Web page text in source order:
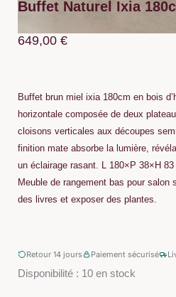
Buffet Naturel Ixia
649,00 €
Buffet brun miel ixia 180cm en bois
horizontale composée de deux
cloisons verticales aux découpes
finition mate absorbe la lumière,
un éclairage rasant. L 180×P 38×H
Meuble de rangement bas pour salon
des livres et exposer des plantes.
Retour 14 jours Paiement sécurisé
Disponibilité : 10 en stock
quantité